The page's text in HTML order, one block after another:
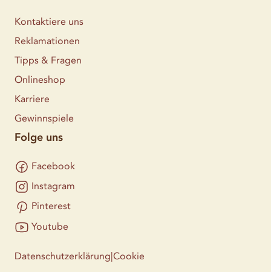
Kontaktiere uns
Reklamationen
Tipps & Fragen
Onlineshop
Karriere
Gewinnspiele
Folge uns
Facebook
Instagram
Pinterest
Youtube
Datenschutzerklärung|Cookie